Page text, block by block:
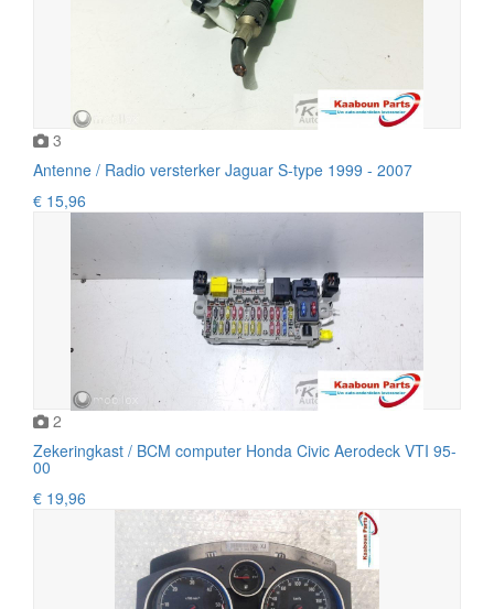
3
Antenne / Radio versterker Jaguar S-type 1999 - 2007
€ 15,96
2
Zekeringkast / BCM computer Honda Civic Aerodeck VTI 95-
00
€ 19,96